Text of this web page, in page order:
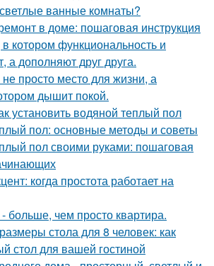
ванные комнаты?
в доме: пошаговая инструкция
котором функциональность и
а дополняют друг друга.
просто место для жизни, а
дышит покой.
установить водяной теплый пол
пол: основные методы и советы
пол своими руками: пошаговая
когда простота работает на
больше, чем просто квартира.
стола для 8 человек: как
стол для вашей гостиной